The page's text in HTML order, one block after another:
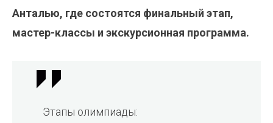
Анталью, где состоятся финальный этап,
мастер-классы и экскурсионная программа.
Этапы олимпиады: